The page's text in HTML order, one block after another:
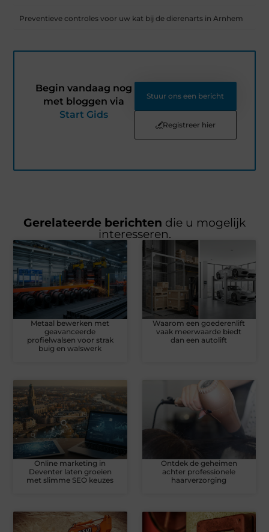
Preventieve controles voor uw kat bij de dierenarts in Arnhem
Begin vandaag nog
met bloggen via
Start Gids
Stuur ons een bericht
Registreer hier
Gerelateerde berichten die u mogelijk
interesseren.
Metaal bewerken met
geavanceerde
profielwalsen voor strak
buig en walswerk
Waarom een goederenlift
vaak meerwaarde biedt
dan een autolift
Online marketing in
Deventer laten groeien
met slimme SEO keuzes
Ontdek de geheimen
achter professionele
haarverzorging